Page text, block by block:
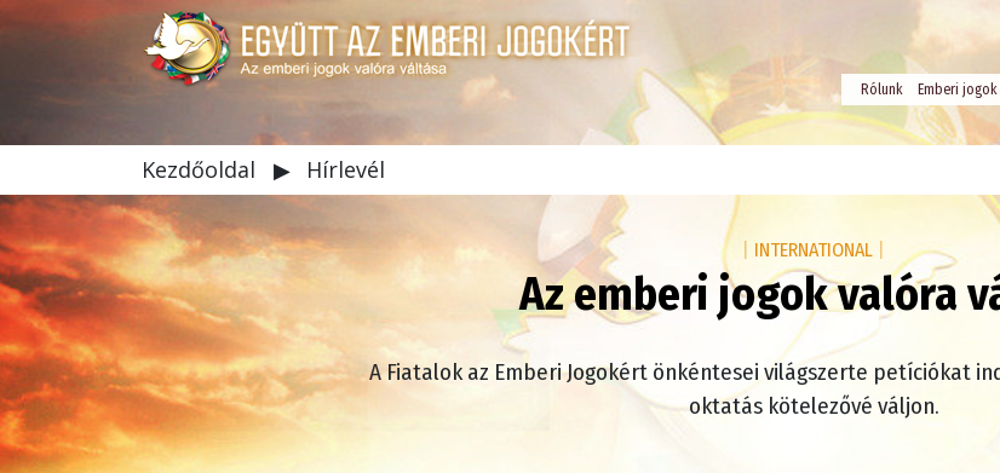
Rólunk Emberi jogok
Kezdőoldal ▶ Hírlevél
INTERNATIONAL
Az emberi jogok valóra
A Fiatalok az Emberi Jogokért önkéntesei világszerte petíciókat
oktatás kötelezővé váljon.